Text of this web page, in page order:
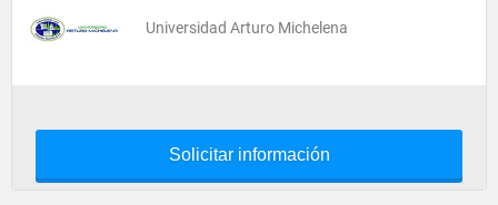
Universidad Arturo Michelena
Solicitar información